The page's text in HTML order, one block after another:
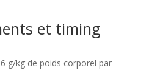
et timing
g/kg de poids corporel par